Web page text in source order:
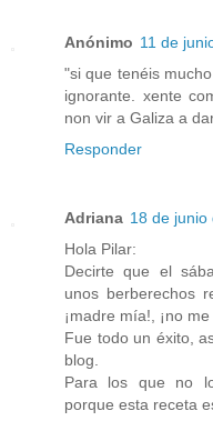
Anónimo 11 de
"si que tenéis
ignorante. xente
non vir a Galiza a
Responder
Adriana 18 de junio
Hola Pilar:
Decirte que el
unos berberechos
¡madre mía!, ¡no
Fue todo un éxito,
blog.
Para los que no
porque esta receta